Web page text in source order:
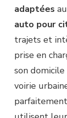
adaptées
auto pour
trajets et
prise en
son
voirie